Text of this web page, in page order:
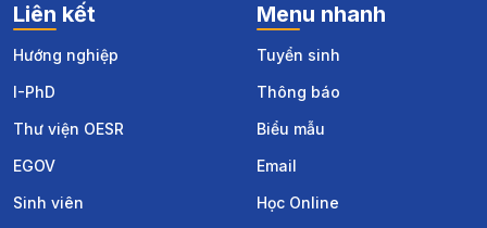
Liên kết
Hướng nghiệp
I-PhD
Thư viện OESR
EGOV
Sinh viên
Menu nhanh
Tuyển sinh
Thông báo
Biểu mẫu
Email
Học Online